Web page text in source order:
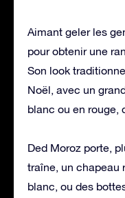
Aimant geler les
pour obtenir une
Son look
Noël, avec un
blanc ou en rouge,
Ded Moroz porte,
traîne, un chapeau
blanc, ou des